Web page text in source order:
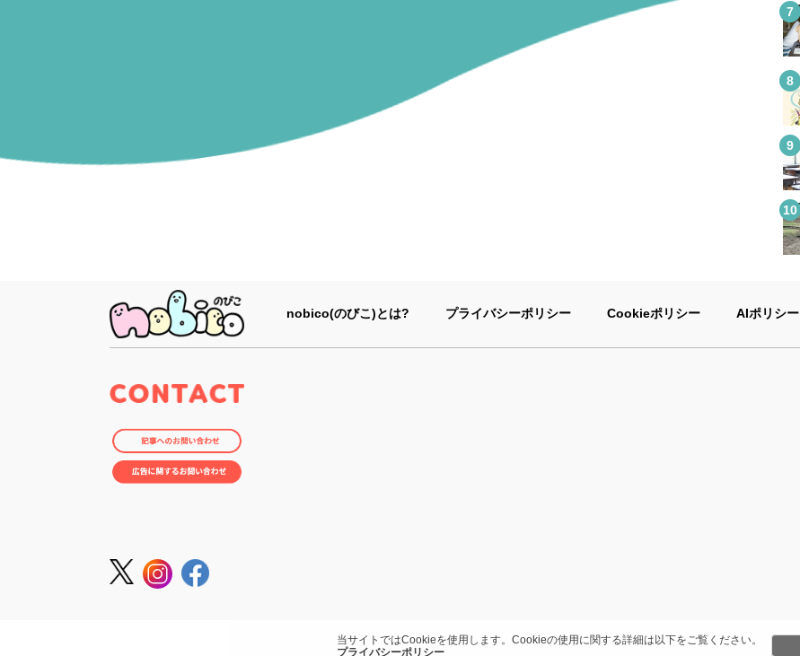
当サイトではCookieを使用します。Cookieの使用に関する詳細は以下をご覧ください。
プライバシーポリシー
nobico(のびこ)とは? プライバシーポリシー Cookieポリシー AIポリシー